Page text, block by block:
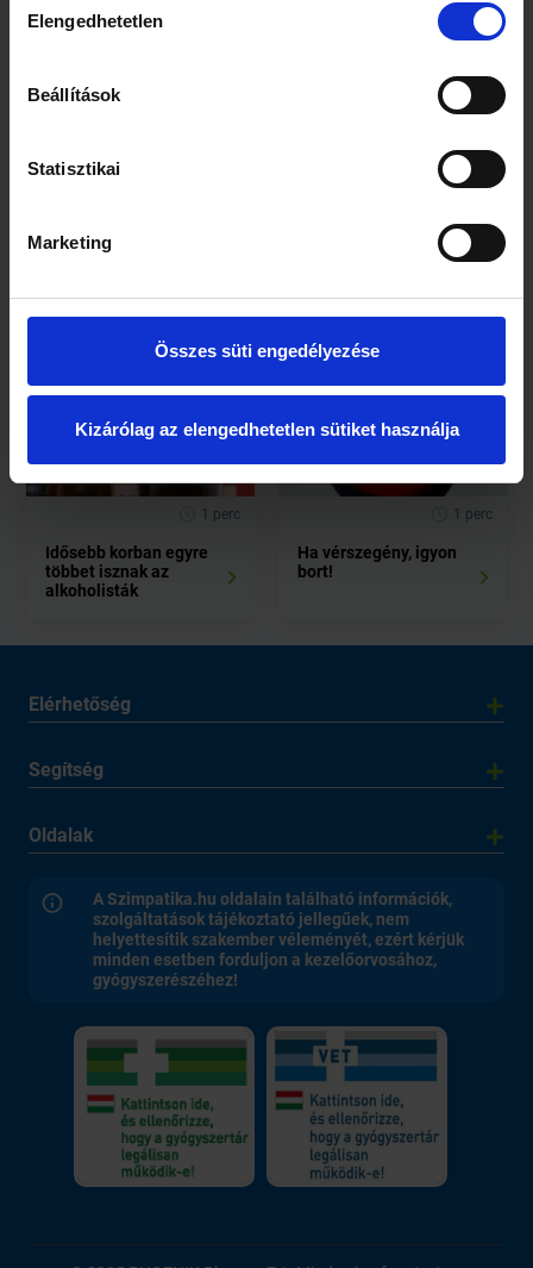
kiválasztása
Elengedhetetlen
Beállítások
Statisztikai
Marketing
Összes süti engedélyezése
Kizárólag az elengedhetetlen sütiket használja
alkoholizmus ellen?
1 perc
kezelhető az
alkoholizmus
1 perc
Idősebb korban egyre
többet isznak az
alkoholisták
1 perc
Ha vérszegény, igyon
bort!
Elérhetőség
Segítség
Oldalak
A Szimpatika.hu oldalain található információk,
szolgáltatások tájékoztató jellegűek, nem
helyettesítik szakember véleményét, ezért kérjük
minden esetben forduljon a kezelőorvosához,
gyógyszerészéhez!